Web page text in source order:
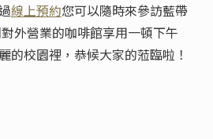
線上預約您可以隨時來參訪藍帶
外營業的咖啡館享用一頓下午
的校園裡，恭候大家的蒞臨啦！